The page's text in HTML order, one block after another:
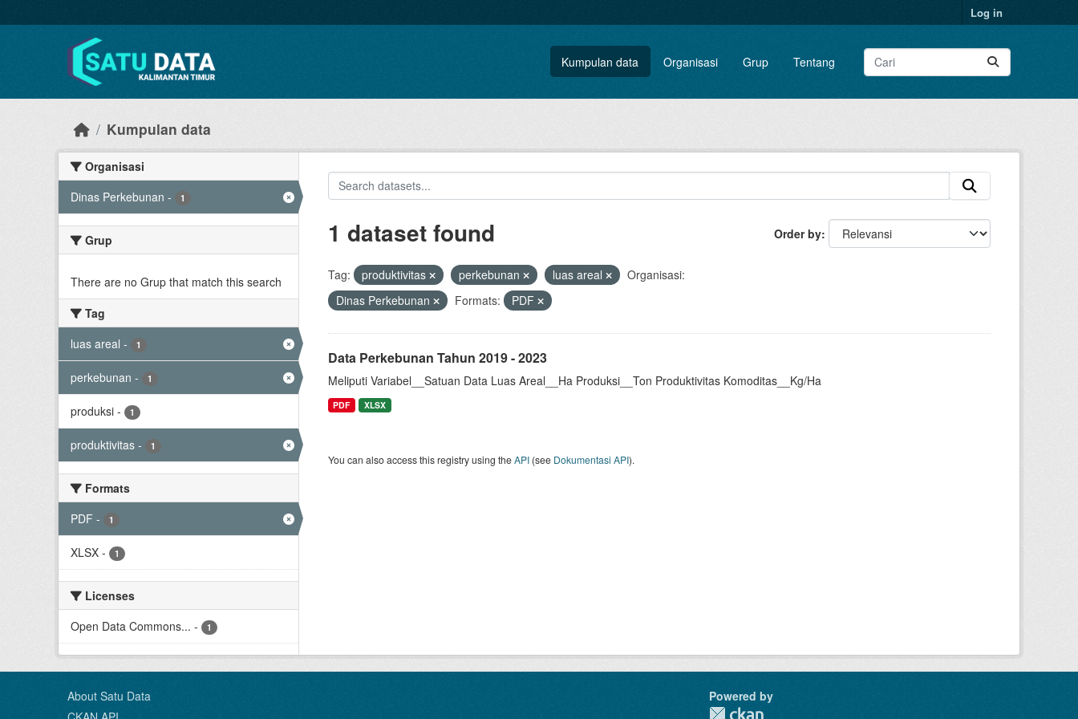
Log in
Kumpulan data Organisasi Grup Tentang
Kumpulan data
Organisasi
Dinas Perkebunan - 1
Grup
There are no Grup that match this search
Tag
luas areal - 1
perkebunan - 1
produksi - 1
produktivitas - 1
Formats
PDF - 1
XLSX - 1
Licenses
Open Data Commons... - 1
Order by
1 dataset found
Tag: produktivitas perkebunan luas areal
Organisasi:
Dinas Perkebunan
Formats: PDF
Data Perkebunan Tahun 2019 - 2023
Meliputi Variabel__Satuan Data Luas Areal__Ha Produksi__Ton Produktivitas Komoditas__Kg/Ha
PDF XLSX
You can also access this registry using theAPI(see Dokumentasi API).
About Satu Data
Powered by